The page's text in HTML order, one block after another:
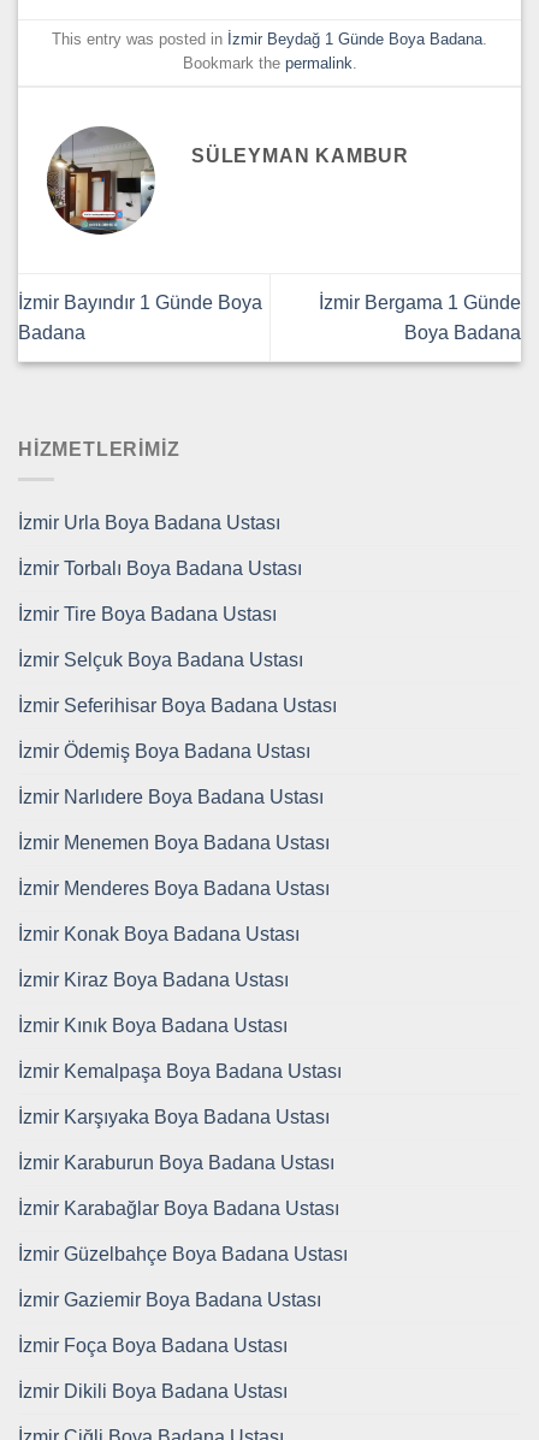
This entry was posted in İzmir Beydağ 1 Günde Boya Badana.
Bookmark the permalink.
SÜLEYMAN KAMBUR
İzmir Bayındır 1 Günde Boya
Badana
İzmir Bergama 1 Günde
Boya Badana
HİZMETLERİMİZ
İzmir Urla Boya Badana Ustası
İzmir Torbalı Boya Badana Ustası
İzmir Tire Boya Badana Ustası
İzmir Selçuk Boya Badana Ustası
İzmir Seferihisar Boya Badana Ustası
İzmir Ödemiş Boya Badana Ustası
İzmir Narlıdere Boya Badana Ustası
İzmir Menemen Boya Badana Ustası
İzmir Menderes Boya Badana Ustası
İzmir Konak Boya Badana Ustası
İzmir Kiraz Boya Badana Ustası
İzmir Kınık Boya Badana Ustası
İzmir Kemalpaşa Boya Badana Ustası
İzmir Karşıyaka Boya Badana Ustası
İzmir Karaburun Boya Badana Ustası
İzmir Karabağlar Boya Badana Ustası
İzmir Güzelbahçe Boya Badana Ustası
İzmir Gaziemir Boya Badana Ustası
İzmir Foça Boya Badana Ustası
İzmir Dikili Boya Badana Ustası